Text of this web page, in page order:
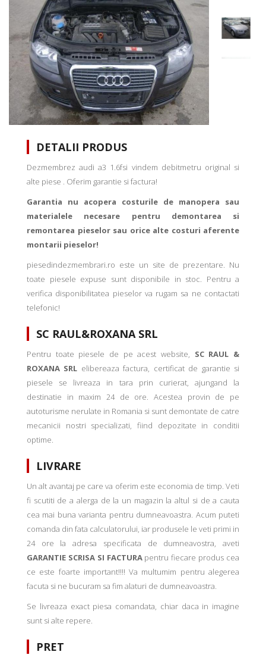
DETALII PRODUS
Dezmembrez audi a3 1.6fsi vindem debitmetru original si
alte piese . Oferim garantie si factura!
Garantia nu acopera costurile de manopera sau
materialele necesare pentru demontarea si
remontarea pieselor sau orice alte costuri aferente
montarii pieselor!
piesedindezmembrari.ro este un site de prezentare. Nu
toate piesele expuse sunt disponibile in stoc. Pentru a
verifica disponibilitatea pieselor va rugam sa ne contactati
telefonic!
SC RAUL&ROXANA SRL
Pentru toate piesele de pe acest website, SC RAUL &
ROXANA SRL elibereaza factura, certificat de garantie si
piesele se livreaza in tara prin curierat, ajungand la
destinatie in maxim 24 de ore. Acestea provin de pe
autoturisme nerulate in Romania si sunt demontate de catre
mecanicii nostri specializati, fiind depozitate in conditii
optime.
LIVRARE
Un alt avantaj pe care va oferim este economia de timp. Veti
fi scutiti de a alerga de la un magazin la altul si de a cauta
cea mai buna varianta pentru dumneavoastra. Acum puteti
comanda din fata calculatorului, iar produsele le veti primi in
24 ore la adresa specificata de dumneavostra, aveti
GARANTIE SCRISA SI FACTURApentru fiecare produs cea
ce este foarte important!!!! Va multumim pentru alegerea
facuta si ne bucuram sa fim alaturi de dumneavoastra.
Se livreaza exact piesa comandata, chiar daca in imagine
sunt si alte repere.
PRET